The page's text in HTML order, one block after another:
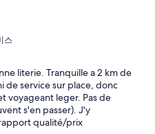
스
literie. Tranquille a 2 km de
de service sur place, donc
voyageant leger. Pas de
s'en passer). J'y
qualité/prix